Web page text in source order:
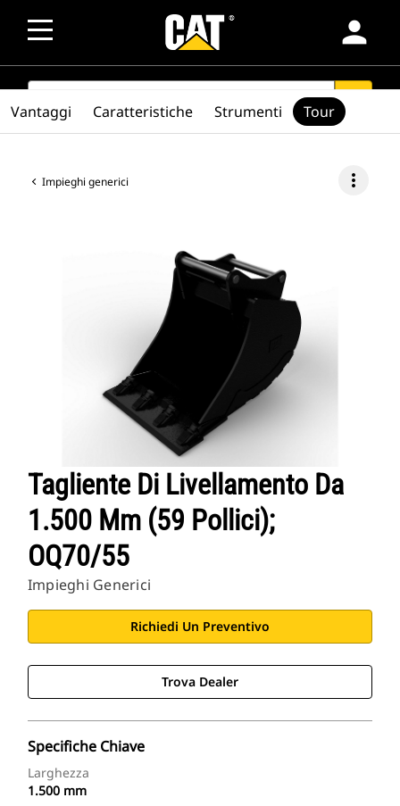
person
SEARCH search
Impieghi generici more_vert
Tagliente Di Livellamento Da
1.500 Mm (59 Pollici);
OQ70/55
Impieghi Generici
Richiedi Un Preventivo
Trova Dealer
Specifiche Chiave
Larghezza
1.500 mm
Vantaggi Caratteristiche Strumenti Tour